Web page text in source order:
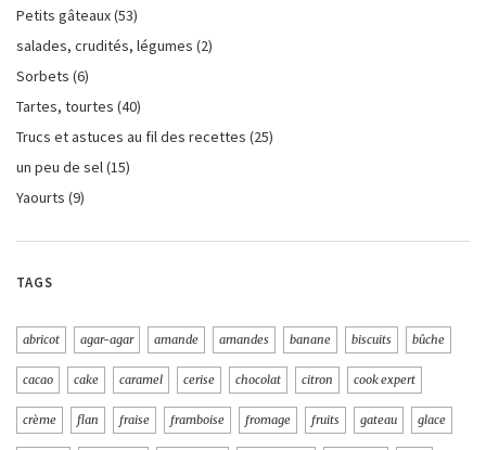
Petits gâteaux(53)
salades, crudités, légumes (2)
Sorbets (6)
Tartes, tourtes (40)
Trucs et astuces au fil des recettes (25)
un peu de sel(15)
Yaourts (9)
TAGS
abricot agar-agar amande amandes banane biscuits bûche
cacao cake caramel cerise chocolat citron cook expert
crème flan fraise framboise fromage fruits gateau glace